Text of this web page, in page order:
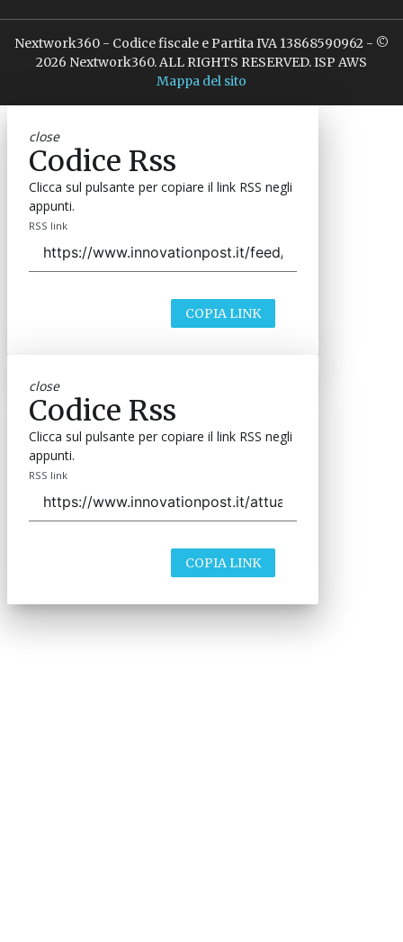
Nextwork360 - Codice fiscale e Partita IVA 13868590962 - ©
2026 Nextwork360. ALL RIGHTS RESERVED. ISP AWS
Mappa del sito
close
Codice Rss
Clicca sul pulsante per copiare il link RSS negli
appunti.
RSS link
COPIA LINK
close
Codice Rss
Clicca sul pulsante per copiare il link RSS negli
appunti.
RSS link
COPIA LINK